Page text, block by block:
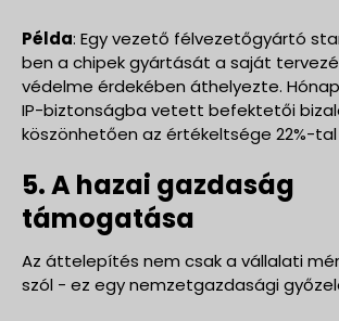
Példa: Egy vezető félvezetőgyártó
ben a chipek gyártását a saját
védelme érdekében áthelyezte.
IP-biztonságba vetett befektetői
köszönhetően az értékeltsége 22%-
5. A hazai gazdaság
támogatása
Az áttelepítés nem csak a vállalati
szól - ez egy nemzetgazdasági